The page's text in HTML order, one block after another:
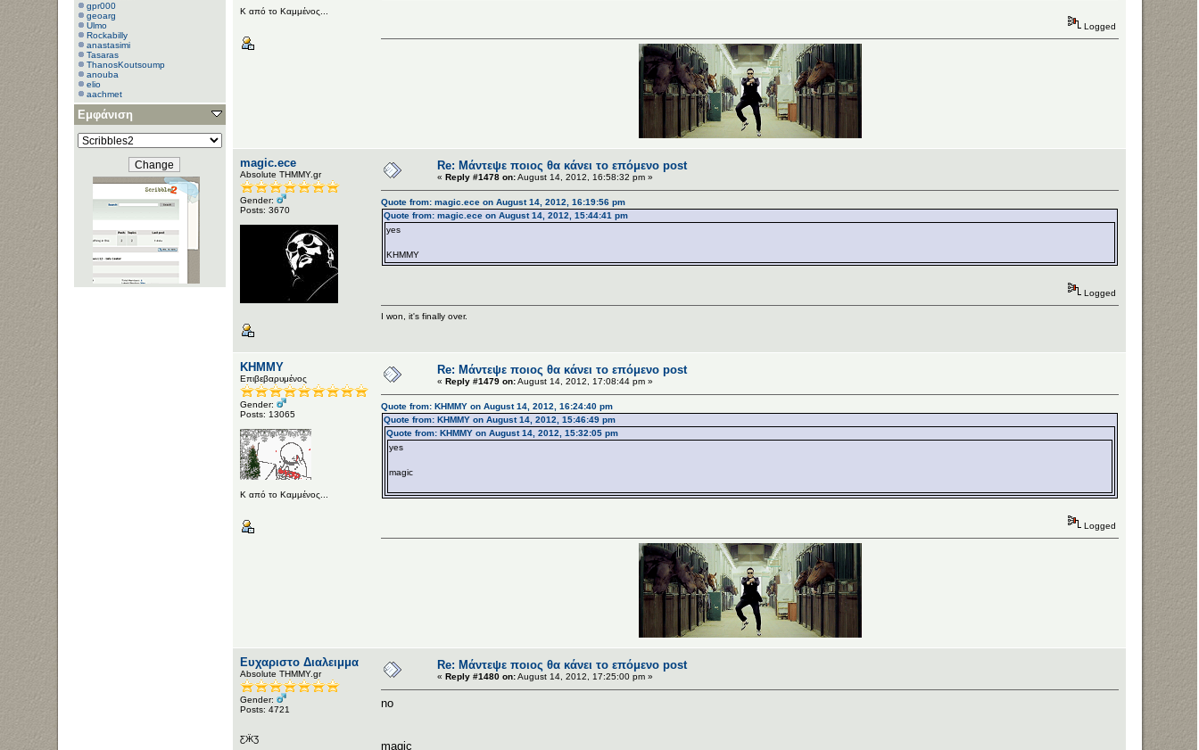
gpr000
geoarg
Ulmo
Rockabilly
anastasimi
Tasaras
ThanosKoutsoump
anouba
elio
aachmet
dem05
kakousios
Σβέλτο Φτυάρι
PrincessConsuela
Εμφάνιση
Κ από το Καμμένος...
Logged
magic.ece
Αbsolute ΤΗΜΜΥ.gr
Gender:
Posts: 3670
Re: Μάντεψε ποιος θα κάνει το επόμενο post
« Reply #1478 on:August 14, 2012, 16:58:32 pm »
Quote from: magic.ece on August 14, 2012, 16:19:56 pm
Quote from: magic.ece on August 14, 2012, 15:44:41 pm
yes
KHMMY
Logged
I won, it's finally over.
ΚΗΜΜΥ
Επιβεβαρυμένος
Gender:
Posts: 13065
Κ από το Καμμένος...
Re: Μάντεψε ποιος θα κάνει το επόμενο post
« Reply #1479 on:August 14, 2012, 17:08:44 pm »
Quote from: ΚΗΜΜΥ on August 14, 2012, 16:24:40 pm
Quote from: ΚΗΜΜΥ on August 14, 2012, 15:46:49 pm
Quote from: ΚΗΜΜΥ on August 14, 2012, 15:32:05 pm
yes
magic
Logged
Ευχαριστο Διαλειμμα
Αbsolute ΤΗΜΜΥ.gr
Gender:
Posts: 4721
ƸӜƷ
Re: Μάντεψε ποιος θα κάνει το επόμενο post
« Reply #1480 on:August 14, 2012, 17:25:00 pm »
no
magic